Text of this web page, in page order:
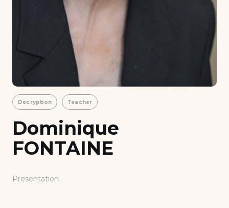
Decryption Teacher
Dominique
FONTAINE
Presentation